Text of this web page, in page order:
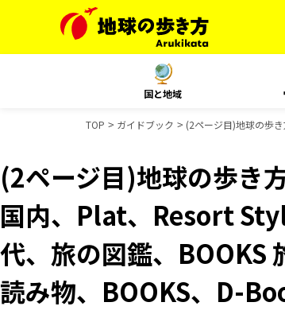
国と地域
TOP ガイドブック (2ページ目)地球の歩
(2ページ目)地球の歩き
国内、Plat、Resort
代、旅の図鑑、BOOKS
読み物、BOOKS、D-